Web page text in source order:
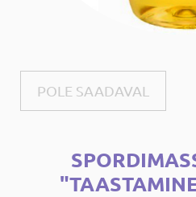
POLE SAADAVAL